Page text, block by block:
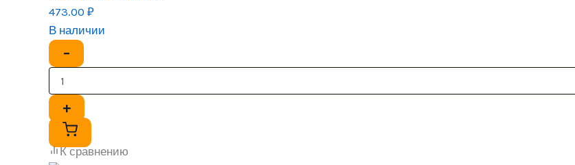
473.00 ₽
В наличии
−
+
К сравнению